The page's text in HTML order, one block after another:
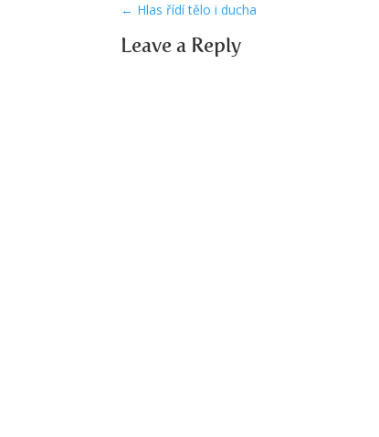
← Hlas řídí tělo i ducha
Leave a Reply